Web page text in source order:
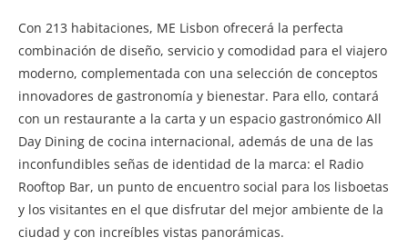
Con 213 habitaciones, ME Lisbon ofrecerá la perfecta
combinación de diseño, servicio y comodidad para el viajero
moderno, complementada con una selección de conceptos
innovadores de gastronomía y bienestar. Para ello, contará
con un restaurante a la carta y un espacio gastronómico All
Day Dining de cocina internacional, además de una de las
inconfundibles señas de identidad de la marca: el Radio
Rooftop Bar, un punto de encuentro social para los lisboetas
y los visitantes en el que disfrutar del mejor ambiente de la
ciudad y con increíbles vistas panorámicas.